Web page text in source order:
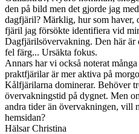
den på bild men det gjorde jag
dagfjäril? Märklig, hur som haver,
fjäril jag försökte identifiera vid
Dagfjärilsövervakning. Den här är
fel färg... Ursäkta fokus.
Annars har vi också noterat
praktfjärilar är mer aktiva på
Kålfjärilarna dominerar. Behöver
övervakningstid på dygnet. Men
andra tider än övervakningen, vill
hemsidan?
Hälsar Christina